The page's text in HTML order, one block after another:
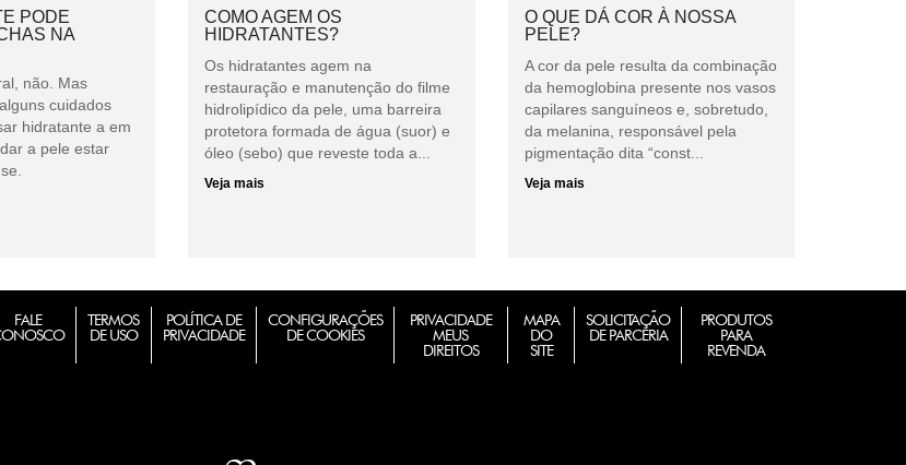
PODE
NA
não. Mas
cuidados
hidratante a em
a pele estar
COMO AGEM OS
HIDRATANTES?
Os hidratantes agem na
restauração e manutenção do filme
hidrolipídico da pele, uma barreira
protetora formada de água (suor) e
óleo (sebo) que reveste toda a...
Veja mais
O QUE DÁ COR À NOSSA
PELE?
A cor da pele resulta da combinação
da hemoglobina presente nos vasos
capilares sanguíneos e, sobretudo,
da melanina, responsável pela
pigmentação dita “const...
Veja mais
FALE
TERMOS
DE USO
POLÍTICA DE
PRIVACIDADE
CONFIGURAÇÕES
DE COOKIES
PRIVACIDADE
MEUS
DIREITOS
MAPA
DO
SITE
SOLICITAÇÃO
DE PARCERIA
PRODUTOS
PARA
REVENDA